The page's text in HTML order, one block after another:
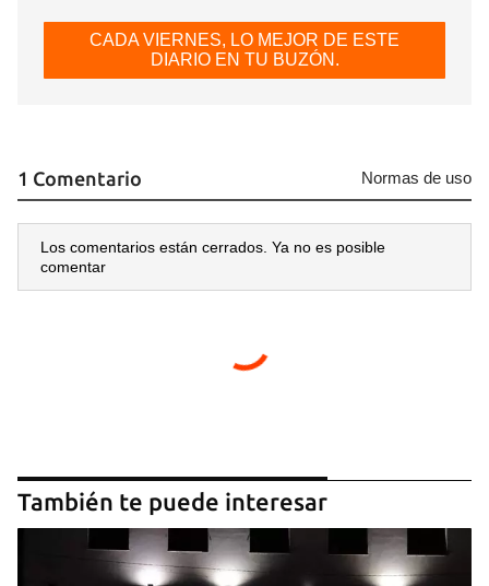
CADA VIERNES, LO MEJOR DE ESTE
DIARIO EN TU BUZÓN.
1 Comentario Normas de uso
Los comentarios están cerrados. Ya no es posible
comentar
También te puede interesar